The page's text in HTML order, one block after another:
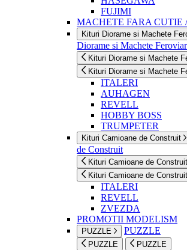
FUJIMI
MACHETE FARA CUTIE
Kituri Diorame si Machete
Diorame si Machete
Kituri Diorame si Machete
Kituri Diorame si Machete
ITALERI
AUHAGEN
REVELL
HOBBY BOSS
TRUMPETER
Kituri Camioane de Construit
de Construit
Kituri Camioane de Construit
Kituri Camioane de Construit
ITALERI
REVELL
ZVEZDA
PROMOTII MODELISM
PUZZLE PUZZLE
PUZZLE PUZZLE